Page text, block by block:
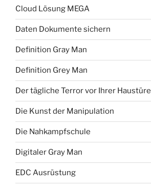
Cloud Lösung MEGA
Daten Dokumente sichern
Definition Gray Man
Definition Grey Man
Der tägliche Terror vor Ihrer Haustüre
Die Kunst der Manipulation
Die Nahkampfschule
Digitaler Gray Man
EDC Ausrüstung